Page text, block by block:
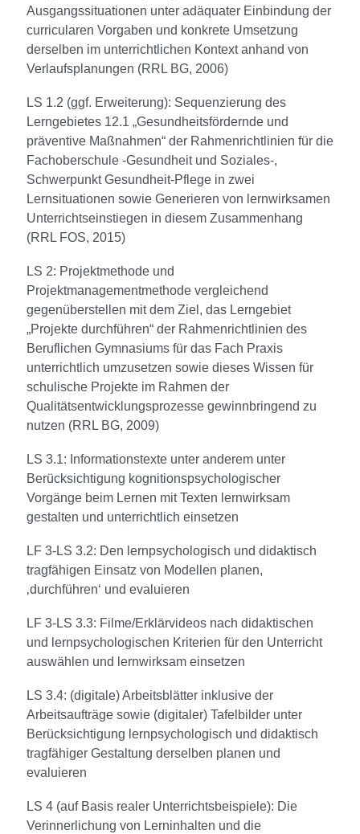
Ausgangssituationen unter adäquater Einbindung der
curricularen Vorgaben und konkrete Umsetzung
derselben im unterrichtlichen Kontext anhand von
Verlaufsplanungen (RRL BG, 2006)
LS 1.2 (ggf. Erweiterung): Sequenzierung des
Lerngebietes 12.1 „Gesundheitsfördernde und
präventive Maßnahmen“ der Rahmenrichtlinien für die
Fachoberschule -Gesundheit und Soziales-,
Schwerpunkt Gesundheit-Pflege in zwei
Lernsituationen sowie Generieren von lernwirksamen
Unterrichtseinstiegen in diesem Zusammenhang
(RRL FOS, 2015)
LS 2: Projektmethode und
Projektmanagementmethode vergleichend
gegenüberstellen mit dem Ziel, das Lerngebiet
„Projekte durchführen“ der Rahmenrichtlinien des
Beruflichen Gymnasiums für das Fach Praxis
unterrichtlich umzusetzen sowie dieses Wissen für
schulische Projekte im Rahmen der
Qualitätsentwicklungsprozesse gewinnbringend zu
nutzen (RRL BG, 2009)
LS 3.1: Informationstexte unter anderem unter
Berücksichtigung kognitionspsychologischer
Vorgänge beim Lernen mit Texten lernwirksam
gestalten und unterrichtlich einsetzen
LF 3-LS 3.2: Den lernpsychologisch und didaktisch
tragfähigen Einsatz von Modellen planen,
‚durchführen‘ und evaluieren
LF 3-LS 3.3: Filme/Erklärvideos nach didaktischen
und lernpsychologischen Kriterien für den Unterricht
auswählen und lernwirksam einsetzen
LS 3.4: (digitale) Arbeitsblätter inklusive der
Arbeitsaufträge sowie (digitaler) Tafelbilder unter
Berücksichtigung lernpsychologisch und didaktisch
tragfähiger Gestaltung derselben planen und
evaluieren
LS 4 (auf Basis realer Unterrichtsbeispiele): Die
Verinnerlichung von Lerninhalten und die